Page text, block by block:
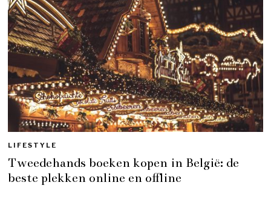
LIFESTYLE
Tweedehands boeken kopen in België: de
beste plekken online en offline